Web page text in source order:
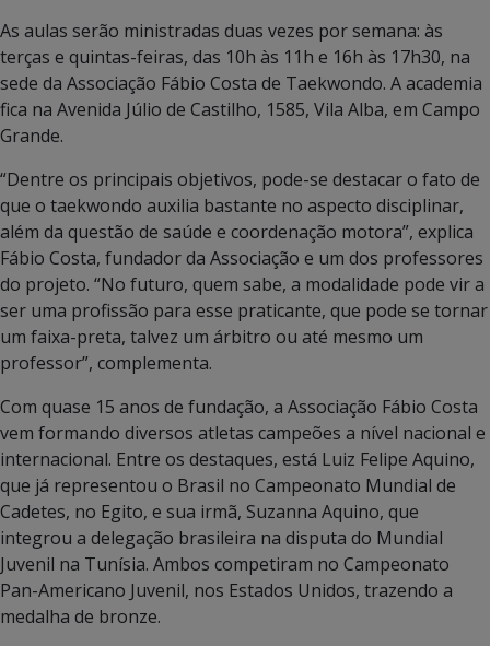
As aulas serão ministradas duas vezes por semana: às
terças e quintas-feiras, das 10h às 11h e 16h às 17h30, na
sede da Associação Fábio Costa de Taekwondo. A academia
fica na Avenida Júlio de Castilho, 1585, Vila Alba, em Campo
Grande.
“Dentre os principais objetivos, pode-se destacar o fato de
que o taekwondo auxilia bastante no aspecto disciplinar,
além da questão de saúde e coordenação motora”, explica
Fábio Costa, fundador da Associação e um dos professores
do projeto. “No futuro, quem sabe, a modalidade pode vir a
ser uma profissão para esse praticante, que pode se tornar
um faixa-preta, talvez um árbitro ou até mesmo um
professor”, complementa.
Com quase 15 anos de fundação, a Associação Fábio Costa
vem formando diversos atletas campeões a nível nacional e
internacional. Entre os destaques, está Luiz Felipe Aquino,
que já representou o Brasil no Campeonato Mundial de
Cadetes, no Egito, e sua irmã, Suzanna Aquino, que
integrou a delegação brasileira na disputa do Mundial
Juvenil na Tunísia. Ambos competiram no Campeonato
Pan-Americano Juvenil, nos Estados Unidos, trazendo a
medalha de bronze.